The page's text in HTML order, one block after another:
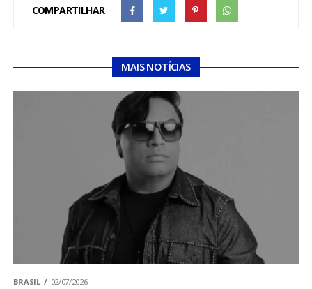
COMPARTILHAR
MAIS NOTÍCIAS
BRASIL 02/07/2026